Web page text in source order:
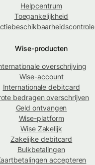
Helpcentrum
Toegankelijkheid
Wise-producten
overschrijving
Wise-account
Internationale debitcard
bedragen overschrijven
Geld ontvangen
Wise-platform
Wise Zakelijk
Zakelijke debitcard
Bulkbetalingen
accepteren